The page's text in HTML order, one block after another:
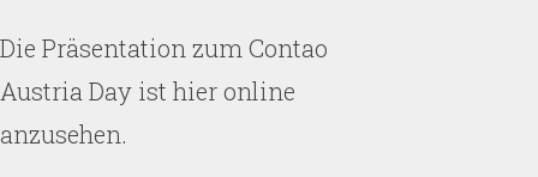
Die Präsentation zum Contao
Austria Day ist hier online
anzusehen.